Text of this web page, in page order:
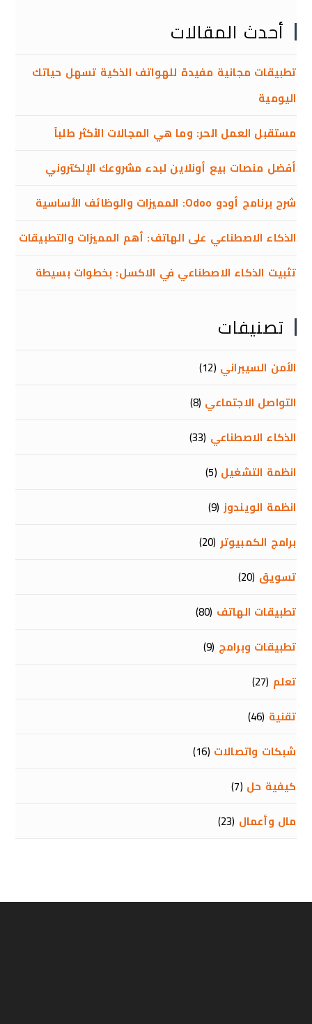
أحدث المقالات
تطبيقات مجانية مفيدة للهواتف الذكية تسهل حياتك
اليومية
مستقبل العمل الحر: وما هي المجالات الأكثر طلباً
أفضل منصات بيع أونلاين لبدء مشروعك الإلكتروني
شرح برنامج أودو Odoo: المميزات والوظائف الأساسية
الذكاء الاصطناعي على الهاتف: أهم المميزات والتطبيقات
تثبيت الذكاء الاصطناعي في الاكسل: بخطوات بسيطة
تصنيفات
الأمن السيبراني (12)
التواصل الاجتماعي (8)
الذكاء الاصطناعي (33)
انظمة التشغيل (5)
انظمة الويندوز (9)
برامج الكمبيوتر (20)
تسويق (20)
تطبيقات الهاتف (80)
تطبيقات وبرامج (9)
تعلم (27)
تقنية (46)
شبكات واتصالات (16)
كيفية حل (7)
مال وأعمال (23)